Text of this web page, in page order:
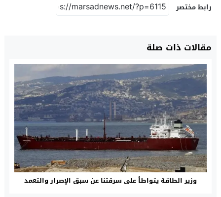
رابط مختصر
مقالات ذات صلة
وزير الطاقة يتواطأ على سرقتنا عن سبق الإصرار والتعمد